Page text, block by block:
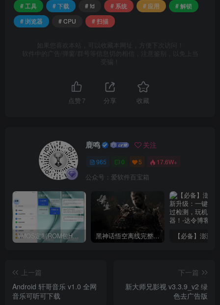
# 工具
# 下载 # fd # 系统 # 应用
# 解锁
# 浏览器
# CPU # 扫描
如果您喜欢本站，可以收藏本网址，方便下次访问！
软件中的广告/弹窗/群号等信息切勿相信，注意鉴别，以免上当
受骗！
点赞 7 分享 收藏
鹿鸣 关注
965 0 5 17.6W+
公众号：爱软件百宝箱
VMOS定制ROM包HnciseOS9.6.0兼容解锁 黑神话悟空离线完整版+修改器
上一篇
Android 轩哥音乐 v1.0 全网
音乐可听可下载
下一篇
新大师兄影视 v3.3.9_v2 绿
色去广告版